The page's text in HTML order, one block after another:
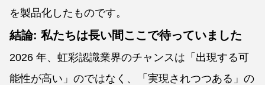
を製品化したものです。
結論: 私たちは長い間ここで待っていました
2026 年、虹彩認識業界のチャンスは「出現する可
能性が高い」のではなく、「実現されつつある」の